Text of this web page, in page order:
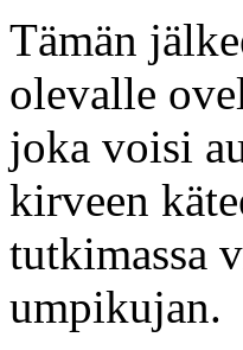
Tämän
olevalle
joka voisi
kirveen
tutkimassa
umpikujan.